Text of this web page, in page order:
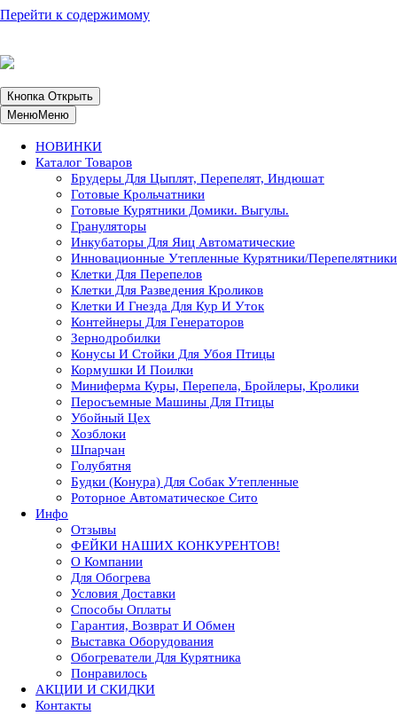
Перейти к содержимому
Кнопка Открыть
МенюМеню
НОВИНКИ
Каталог Товаров
Брудеры Для Цыплят, Перепелят, Индюшат
Готовые Крольчатники
Готовые Курятники Домики. Выгулы.
Грануляторы
Инкубаторы Для Яиц Автоматические
Инновационные Утепленные Курятники/перепелятники
Клетки Для Перепелов
Клетки Для Разведения Кроликов
Клетки И Гнезда Для Кур И Уток
Контейнеры Для Генераторов
Зернодробилки
Конусы И Стойки Для Убоя Птицы
Кормушки И Поилки
Миниферма Куры, Перепела, Бройлеры, Кролики
Перосъемные Машины Для Птицы
Убойный Цех
Хозблоки
Шпарчан
Голубятня
Будки (конура) Для Собак Утепленные
Роторное Автоматическое Сито
Инфо
Отзывы
ФЕЙКИ НАШИХ КОНКУРЕНТОВ!
О Компании
Для Обогрева
Условия Доставки
Способы Оплаты
Гарантия, Возврат И Обмен
Выставка Оборудования
Обогреватели Для Курятника
Понравилось
АКЦИИ И СКИДКИ
Контакты